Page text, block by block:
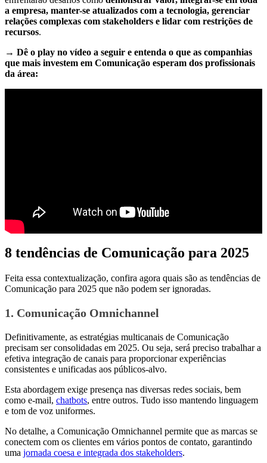
a empresa, manter-se atualizados com a tecnologia, gerenciar
relações complexas com stakeholders e lidar com restrições de
recursos.
→ Dê o play no vídeo a seguir e entenda o que as companhias
que mais investem em Comunicação esperam dos profissionais
da área:
8 tendências de Comunicação para 2025
Feita essa contextualização, confira agora quais são as tendências de
Comunicação para 2025 que não podem ser ignoradas.
1. Comunicação Omnichannel
Definitivamente, as estratégias multicanais de Comunicação
precisam ser consolidadas em 2025. Ou seja, será preciso trabalhar a
efetiva integração de canais para proporcionar experiências
consistentes e unificadas aos públicos-alvo.
Esta abordagem exige presença nas diversas redes sociais, bem
como e-mail, chatbots, entre outros. Tudo isso mantendo linguagem
e tom de voz uniformes.
No detalhe, a Comunicação Omnichannel permite que as marcas se
conectem com os clientes em vários pontos de contato, garantindo
uma jornada coesa e integrada dos stakeholders.